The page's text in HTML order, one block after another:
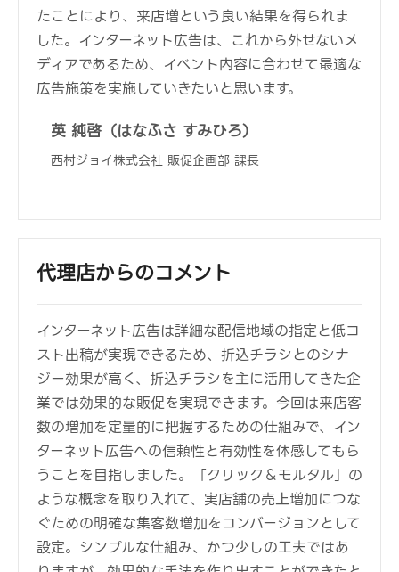
たことにより、来店増という良い結果を得られま
した。インターネット広告は、これから外せないメ
ディアであるため、イベント内容に合わせて最適な
広告施策を実施していきたいと思います。
英 純啓（はなふさ すみひろ）
西村ジョイ株式会社 販促企画部 課長
代理店からのコメント
インターネット広告は詳細な配信地域の指定と低コ
スト出稿が実現できるため、折込チラシとのシナ
ジー効果が高く、折込チラシを主に活用してきた企
業では効果的な販促を実現できます。今回は来店客
数の増加を定量的に把握するための仕組みで、イン
ターネット広告への信頼性と有効性を体感してもら
うことを目指しました。「クリック＆モルタル」の
ような概念を取り入れて、実店舗の売上増加につな
ぐための明確な集客数増加をコンバージョンとして
設定。シンプルな仕組み、かつ少しの工夫ではあ